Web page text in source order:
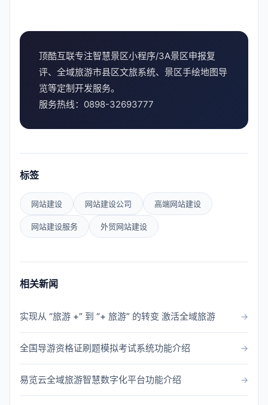
顶酷互联专注智慧景区小程序/3A景区申报复
评、全域旅游市县区文旅系统、景区手绘地图导
览等定制开发服务。
服务热线：0898-32693777
标签
网站建设 网站建设公司 高端网站建设
网站建设服务 外贸网站建设
相关新闻
实现从 “旅游 +” 到 “+ 旅游” 的转变 激活全域旅游
全国导游资格证刷题模拟考试系统功能介绍
易览云全域旅游智慧数字化平台功能介绍